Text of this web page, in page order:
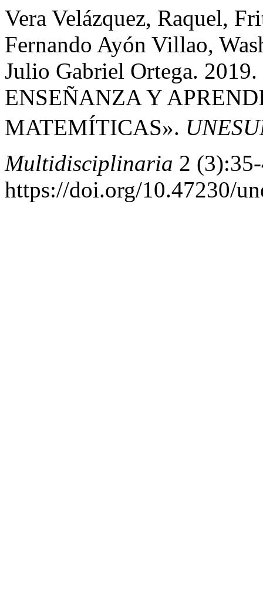
Vera Velázquez, Raquel,
Fernando Ayón Villao,
Julio Gabriel Ortega.
ENSEÑANZA Y
MATEMÍTICAS».
Multidisciplinaria 2
https://doi.org/10.47230/